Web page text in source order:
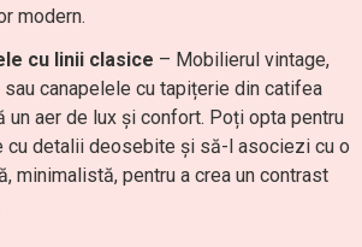
modern.
cu linii clasice – Mobilierul vintage,
canapelele cu tapițerie din catifea
un aer de lux și confort. Poți opta pentru
cu detalii deosebite și să-l asociezi cu o
minimalistă, pentru a crea un contrast